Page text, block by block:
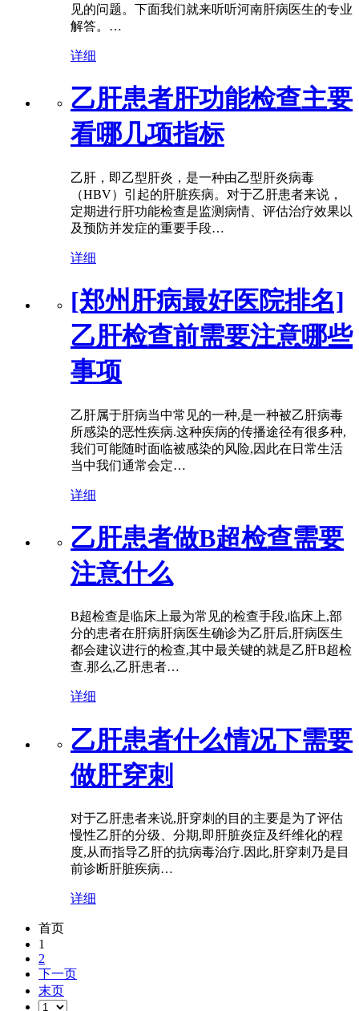
见的问题。下面我们就来听听河南肝病医生的专业
解答。…
详细
乙肝患者肝功能检查主要
看哪几项指标
乙肝，即乙型肝炎，是一种由乙型肝炎病毒
（HBV）引起的肝脏疾病。对于乙肝患者来说，
定期进行肝功能检查是监测病情、评估治疗效果以
及预防并发症的重要手段…
详细
[郑州肝病最好医院排名]
乙肝检查前需要注意哪些
事项
乙肝属于肝病当中常见的一种,是一种被乙肝病毒
所感染的恶性疾病.这种疾病的传播途径有很多种,
我们可能随时面临被感染的风险,因此在日常生活
当中我们通常会定…
详细
乙肝患者做B超检查需要
注意什么
B超检查是临床上最为常见的检查手段,临床上,部
分的患者在肝病肝病医生确诊为乙肝后,肝病医生
都会建议进行的检查,其中最关键的就是乙肝B超检
查.那么,乙肝患者…
详细
乙肝患者什么情况下需要
做肝穿刺
对于乙肝患者来说,肝穿刺的目的主要是为了评估
慢性乙肝的分级、分期,即肝脏炎症及纤维化的程
度,从而指导乙肝的抗病毒治疗.因此,肝穿刺乃是目
前诊断肝脏疾病…
详细
首页
1
2
下一页
末页